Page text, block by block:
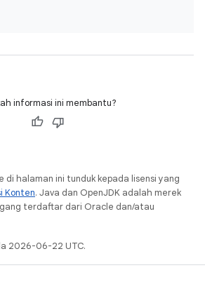
informasi ini membantu?
di halaman ini tunduk kepada lisensi yang
Konten. Java dan OpenJDK adalah merek
terdaftar dari Oracle dan/atau
2026-06-22 UTC.